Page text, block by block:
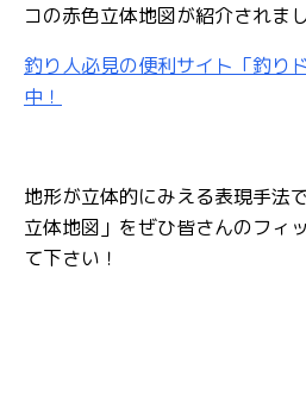
コの赤色立体地図が紹介されま
釣り人必見の便利サイト「釣り
中！
地形が立体的にみえる表現手法
立体地図」をぜひ皆さんのフィ
て下さい！